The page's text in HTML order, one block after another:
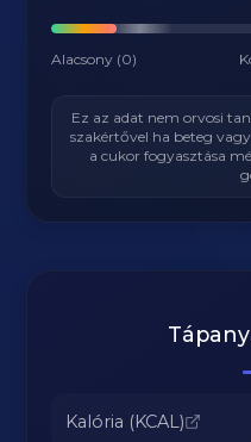
Alacsony (0)
Ez az adat nem orvosi
szakértővel ha beteg
a cukor fogyasztása
Kalória (KCAL)